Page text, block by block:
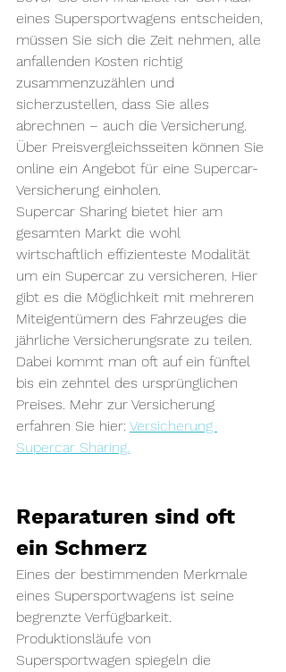
eines Supersportwagens entscheiden,
müssen Sie sich die Zeit nehmen, alle
anfallenden Kosten richtig
zusammenzuzählen und
sicherzustellen, dass Sie alles
abrechnen – auch die Versicherung.
Über Preisvergleichsseiten können Sie
online ein Angebot für eine Supercar-
Versicherung einholen.
Supercar Sharing bietet hier am
gesamten Markt die wohl
wirtschaftlich effizienteste Modalität
um ein Supercar zu versicheren. Hier
gibt es die Möglichkeit mit mehreren
Miteigentümern des Fahrzeuges die
jährliche Versicherungsrate zu teilen.
Dabei kommt man oft auf ein fünftel
bis ein zehntel des ursprünglichen
Preises. Mehr zur Versicherung
erfahren Sie hier: Versicherung
Supercar Sharing.
Reparaturen sind oft
ein Schmerz
Eines der bestimmenden Merkmale
eines Supersportwagens ist seine
begrenzte Verfügbarkeit.
Produktionsläufe von
Supersportwagen spiegeln die